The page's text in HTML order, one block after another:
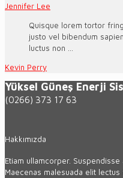
Jennifer Lee
Quisque lorem tortor
justo vel bibendum
luctus non ...
Kevin Perry
Yüksel Güneş Enerji
(0266) 373 17 63
Hakkımızda
Etiam ullamcorper.
Maecenas malesuada elit